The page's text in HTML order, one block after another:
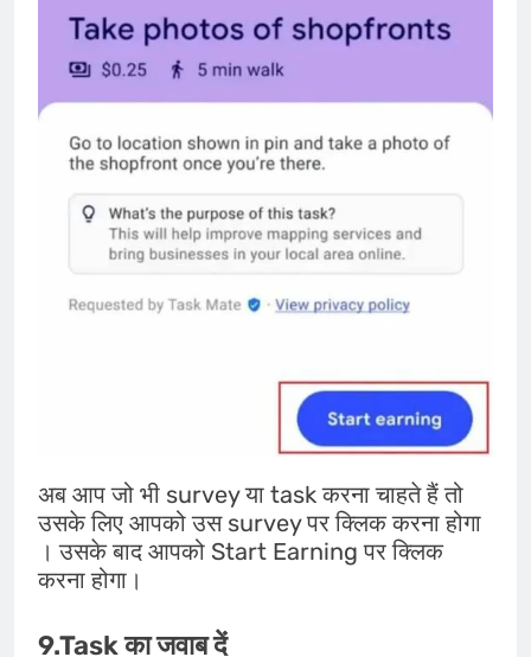
अब आप जो भी survey या task करना चाहते हैं तो
उसके लिए आपको उस survey पर क्लिक करना होगा
। उसके बाद आपको Start Earning पर क्लिक
करना होगा।
9.Task का जवाब दें